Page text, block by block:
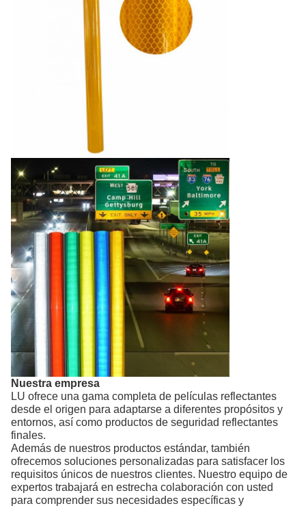
Nuestra empresa
LU ofrece una gama completa de películas reflectantes
desde el origen para adaptarse a diferentes propósitos y
entornos, así como productos de seguridad reflectantes
finales.
Además de nuestros productos estándar, también
ofrecemos soluciones personalizadas para satisfacer los
requisitos únicos de nuestros clientes. Nuestro equipo de
expertos trabajará en estrecha colaboración con usted
para comprender sus necesidades específicas y